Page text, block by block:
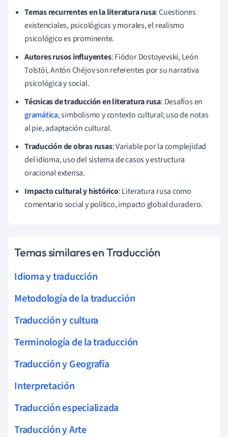
Temas recurrentes en la literatura rusa: Cuestiones
existenciales, psicológicas y morales, el realismo
psicológico es prominente.
Autores rusos influyentes: Fiódor Dostoyevski, León
Tolstói, Antón Chéjov son referentes por su narrativa
psicológica y social.
Técnicas de traducción en literatura rusa: Desafíos en
gramática, simbolismo y contexto cultural; uso de notas
al pie, adaptación cultural.
Traducción de obras rusas: Variable por la complejidad
del idioma, uso del sistema de casos y estructura
oracional extensa.
Impacto cultural y histórico: Literatura rusa como
comentario social y político, impacto global duradero.
Temas similares en Traducción
Idioma y traducción
Metodología de la traducción
Traducción y cultura
Terminología de la traducción
Traducción y Geografía
Interpretación
Traducción especializada
Traducción y Arte